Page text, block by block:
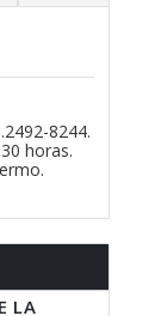
8244.
horas.
LA